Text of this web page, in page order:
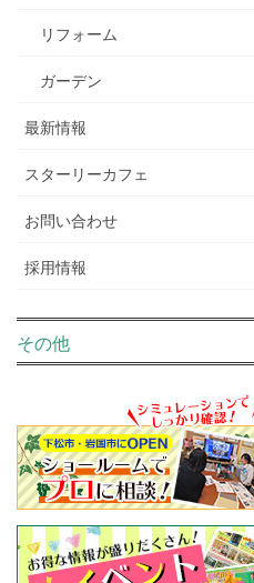
リフォーム
ガーデン
最新情報
スターリーカフェ
お問い合わせ
採用情報
その他